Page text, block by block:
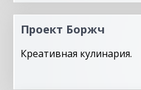
Проект Боржч
Креативная кулинария.